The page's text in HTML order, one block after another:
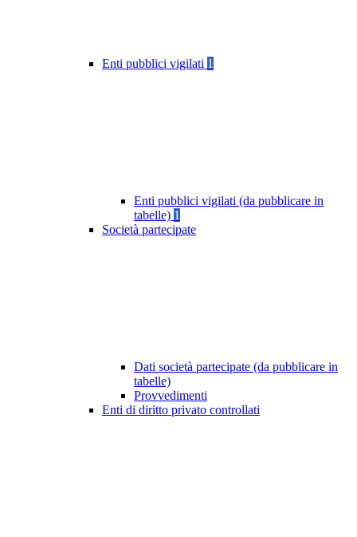
Enti pubblici vigilati 1
Enti pubblici vigilati (da pubblicare in
tabelle) 1
Società partecipate
Dati società partecipate (da pubblicare in
tabelle)
Provvedimenti
Enti di diritto privato controllati